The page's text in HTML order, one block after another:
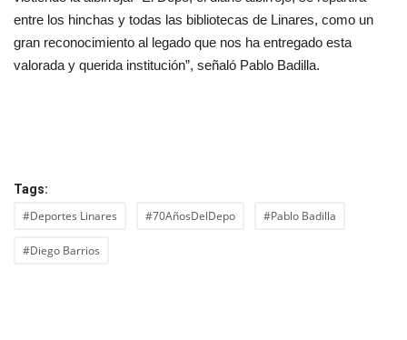
entre los hinchas y todas las bibliotecas de Linares, como un
gran reconocimiento al legado que nos ha entregado esta
valorada y querida institución”, señaló Pablo Badilla.
Tags:
#Deportes Linares #70AñosDelDepo #Pablo Badilla
#Diego Barrios